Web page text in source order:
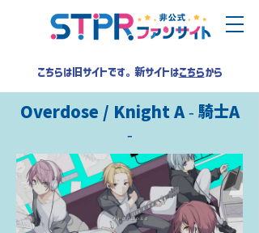
こちらは旧サイトです。新サイトはこちらから
Overdose / Knight A - 騎士A
-